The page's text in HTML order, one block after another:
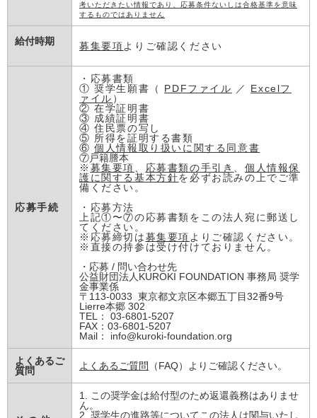
考いただきたい情報であり、応募条件ないしは合格基準を意味
するものではありません
給付時期 募集要項よりご確認ください
応募手続
・応募書類
① 奨学生願書（ PDFファイル ／ Excelフ
ァイル ）
② 在学証明書
③ 成績証明書
④ 住民票の写し
⑤ 所得を証明する書類
⑥個人情報取り扱いに関する同意書
⑦戸籍謄本
※ 募集要項 応募書類の手引き 、個人情報保
護に関する基本方針を必ずお読みの上でご準
備ください。
・応募方法
上記①〜⑦の応募書類をこの法人宛に郵送し
てください。
※応募締切は募集要項 よりご確認ください。
※直接の持参は受け付けておりません。
・応募 / 問い合わせ先
公益財団法人KUROKI FOUNDATION 事務局 奨学
金事業係
〒113-0033 東京都文京区本郷五丁目32番9号
Lierre本郷 302
TEL： 03-6801-5207
FAX：03-6801-5207
Mail： info@kuroki-foundation.org
よくあるご
質問
よくあるご質問 （FAQ）よりご確認ください。
1. この奨学金は給付型のため返還義務はありませ
ん。
2. 奨学生の進路等についてこの法人は関与いたし